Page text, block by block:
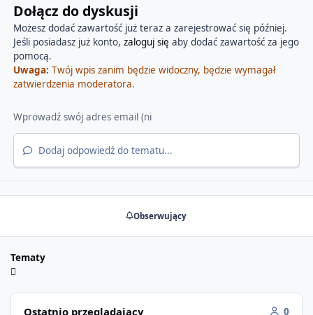
Dołącz do dyskusji
Możesz dodać zawartość już teraz a zarejestrować się później.
Jeśli posiadasz już konto, zaloguj się aby dodać zawartość za jego
pomocą.
Uwaga: Twój wpis zanim będzie widoczny, będzie wymagał
zatwierdzenia moderatora.
Dodaj odpowiedź do tematu...
Obserwujący
Tematy
Ostatnio przeglądający 0